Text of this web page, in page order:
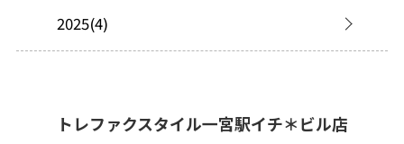
2025(4)
トレファクスタイル一宮駅イチ＊ビル店